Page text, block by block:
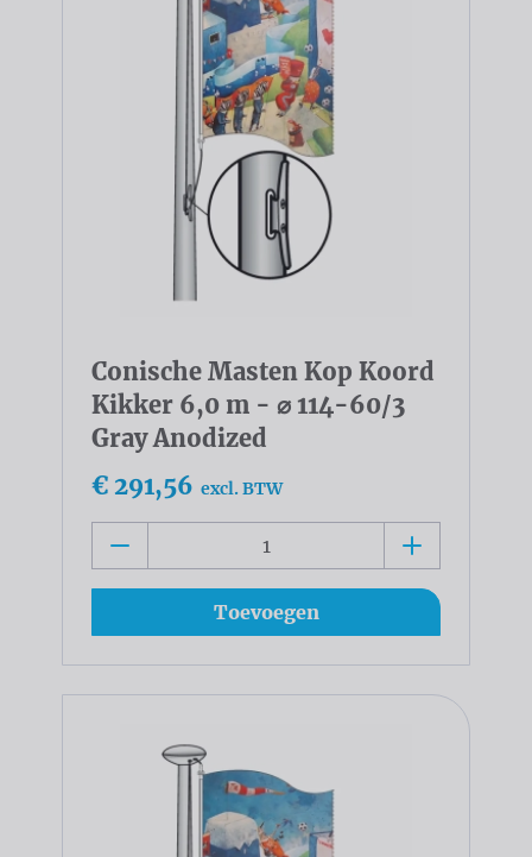
Conische Masten Kop Koord
Kikker 6,0 m - ⌀ 114-60/3
Gray Anodized
€ 291,56 excl. BTW
Toevoegen